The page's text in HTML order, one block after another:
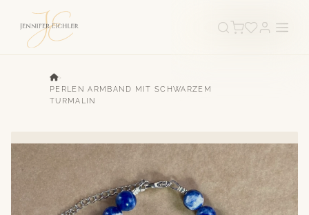
›
PERLEN ARMBAND MIT SCHWARZEM
TURMALIN